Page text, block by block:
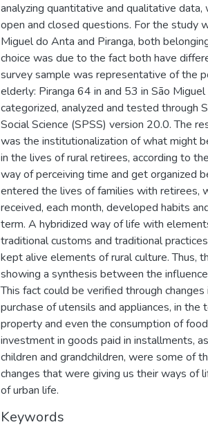
analyzing quantitative and qualitative
open and closed questions. For the study
Miguel do Anta and Piranga, both
choice was due to the fact both have
survey sample was representative of the
elderly: Piranga 64 in and 53 in São
categorized, analyzed and tested through
Social Science (SPSS) version 20.0. The
was the institutionalization of what might
in the lives of rural retirees, according to
way of perceiving time and get organized
entered the lives of families with retirees,
received, each month, developed habits
term. A hybridized way of life with
traditional customs and traditional
kept alive elements of rural culture. Thus,
showing a synthesis between the
This fact could be verified through
purchase of utensils and appliances, in the
property and even the consumption of
investment in goods paid in installments,
children and grandchildren, were some of
changes that were giving us their ways of
of urban life.
Keywords